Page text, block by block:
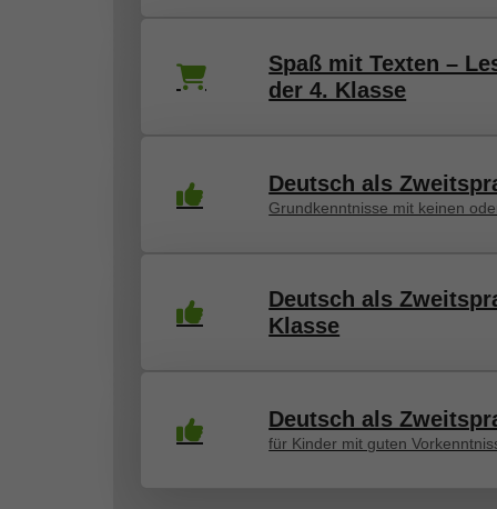
Spaß mit Texten –
der 4. Klasse
Deutsch als
Grundkenntnisse mit keinen
Deutsch als
Klasse
Deutsch als
für Kinder mit guten